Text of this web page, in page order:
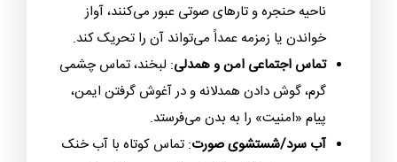
ناحیه حنجره و تارهای صوتی عبور می‌کنند، آواز
خواندن یا زمزمه عمداً می‌تواند آن را تحریک کند.
تماس اجتماعی امن و همدلی: لبخند، تماس چشمی
گرم، گوش دادن همدلانه و در آغوش گرفتن ایمن،
پیام «امنیت» را به بدن می‌فرستد.
آب سرد/شستشوی صورت: تماس کوتاه با آب خنک